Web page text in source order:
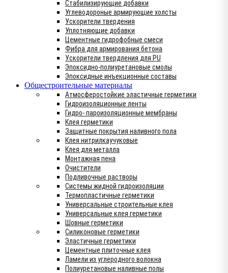
Стабилизирующие добавки
Углеводороные армирующие холсты
Ускорители твердения
Уплотняющие добавки
Цементные гидрофобные смеси
Фибра для армирования бетона
Ускорители твердления для PU
Эпоксидно-полиуретановые смолы
Эпоксидные инъекционные составы
Общестроительные материалы
Атмосферостойкие эластичные герметики
Гидроизоляционные ленты
Гидро- пароизоляционные мембраны
Клея герметики
Защитные покрытия наливного пола
Клея нитрилкаучуковые
Клея для металла
Монтажная пена
Очистители
Подливочные растворы
Системы жидной гидроизоляции
Термопластичные герметики
Универсальные строительные клея
Универсальные клея герметики
Шовные герметики
Силиконовые герметики
Эластичные герметики
Цементные плиточные клея
Ламели из углеродного волокна
Полиуретановые наливные полы